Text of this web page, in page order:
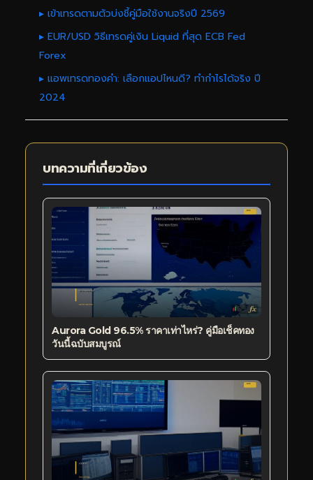
▸ เข้าเทรดตามตัวบ่งชี้คู่มือใช้งานจริงปี 2569
▸ EUR/USD วิธีเทรดคู่เงิน Liquid ที่สุด ECB Fed
Forex
▸ แอพเทรดทองคำ: เลือกแอปไหนดี? ทำกำไรได้จริง ปี
2024
บทความที่เกี่ยวข้อง
Aurora Gold 96.5% ราคาเท่าไหร่? คู่มือเช็คทอง
วันนี้ฉบับสมบูรณ์